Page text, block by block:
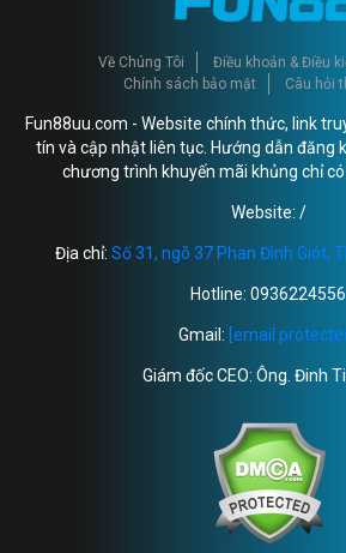
Về Chúng Tôi Điều khoản & Điều
Chính sách bảo mật
Câu hỏi
Fun88uu.com - Website chính thức, link
tín và cập nhật liên tục. Hướng dẫn đăng
chương trình khuyến mãi khủng chỉ
Website: /
Địa chỉ: Số 31, ngõ 37 Phan Đình Giót,
Hotline: 0936224556
Gmail: [email
Giám đốc CEO: Ông. Đinh